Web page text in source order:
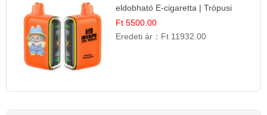
eldobható E-cigaretta | Trópusi
Ízélmény
Ft 5500.00
Eredeti ár： Ft 11932.00